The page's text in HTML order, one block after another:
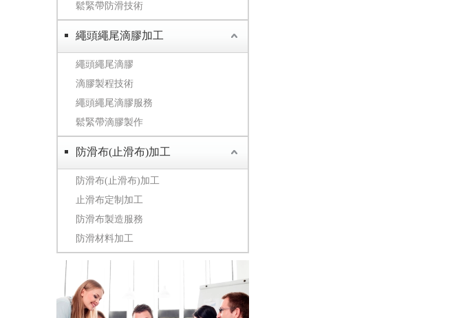
鬆緊帶防滑技術
繩頭繩尾滴膠加工
繩頭繩尾滴膠
滴膠製程技術
繩頭繩尾滴膠服務
鬆緊帶滴膠製作
防滑布(止滑布)加工
防滑布(止滑布)加工
止滑布定制加工
防滑布製造服務
防滑材料加工